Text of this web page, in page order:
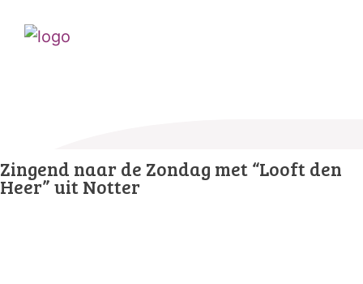
Zingend naar de Zondag met “Looft den
Heer” uit Notter